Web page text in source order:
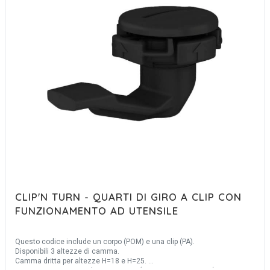
CLIP'N TURN - QUARTI DI GIRO A CLIP CON
FUNZIONAMENTO AD UTENSILE
Questo codice include un corpo (POM) e una clip (PA).
Disponibili 3 altezze di camma.
Camma dritta per altezze H=18 e H=25.